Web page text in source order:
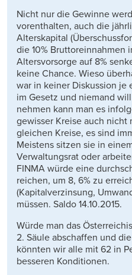
Nicht nur die Gewinne
vorenthalten, auch die
Alterskapital
die 10% Bruttoreinnahmen
Altersvorsorge auf 8%
keine Chance. Wieso
war in keiner Diskussion je
im Gesetz und niemand
nehmen kann man es
gewisser Kreise auch nicht
gleichen Kreise, es sind
Meistens sitzen sie in
Verwaltungsrat oder
FINMA würde eine
reichen, um 8, 6% zu
(Kapitalverzinsung,
müssen. Saldo 14.10.2015.
Würde man das
2. Säule abschaffen und
könnten wir alle mit 62 in
besseren Konditionen.